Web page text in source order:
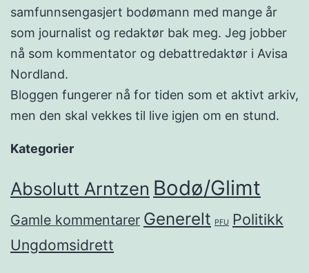
samfunnsengasjert bodømann med mange år
som journalist og redaktør bak meg. Jeg jobber
nå som kommentator og debattredaktør i Avisa
Nordland.
Bloggen fungerer nå for tiden som et aktivt arkiv,
men den skal vekkes til live igjen om en stund.
Kategorier
Absolutt Arntzen Bodø/Glimt
Gamle kommentarer Generelt PFU Politikk
Ungdomsidrett